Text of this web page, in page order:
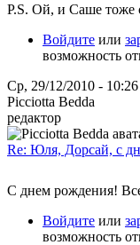
P.S. Ой, и Саше тоже
Войдите или
возможность
Ср, 29/12/2010 - 10:26
Picciotta Bedda
редактор
Re: Юля, Дорсай, с
С днем рождения!
Войдите или
возможность